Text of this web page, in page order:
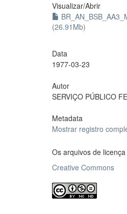
Visualizar/Abrir
(26.91Mb)
Data
1977-03-23
Autor
SERVIÇO PÚBLICO
Metadata
Mostrar registro
Os arquivos de
Creative Commons